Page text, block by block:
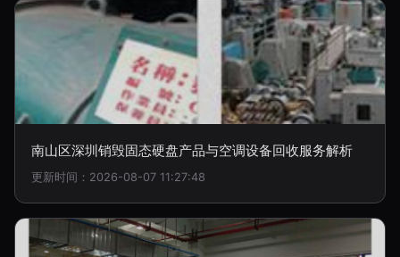
南山区深圳销毁固态硬盘产品与空调设备回收服务解析
更新时间：2026-08-07 11:27:48